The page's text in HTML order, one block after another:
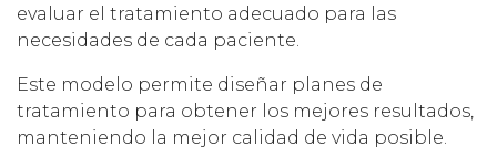
evaluar el tratamiento adecuado para las
necesidades de cada paciente.
Este modelo permite diseñar planes de
tratamiento para obtener los mejores resultados,
manteniendo la mejor calidad de vida posible.